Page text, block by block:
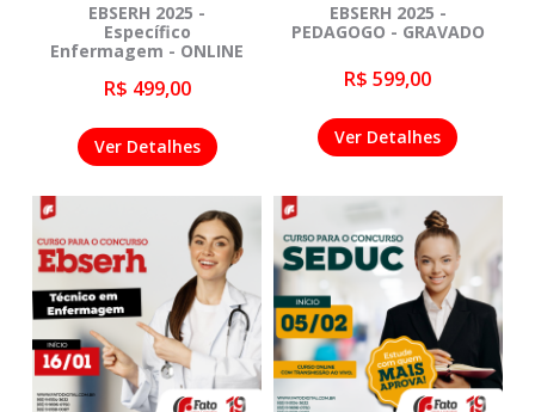
EBSERH 2025 -
Específico
Enfermagem - ONLINE
R$ 499,00
Ver Detalhes
EBSERH 2025 -
PEDAGOGO - GRAVADO
R$ 599,00
Ver Detalhes